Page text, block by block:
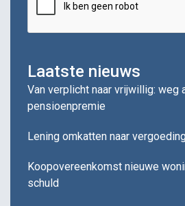
Laatste nieuws
Van verplicht naar vrijwillig: weg
pensioenpremie
Lening omkatten naar
Koopovereenkomst nieuwe
schuld